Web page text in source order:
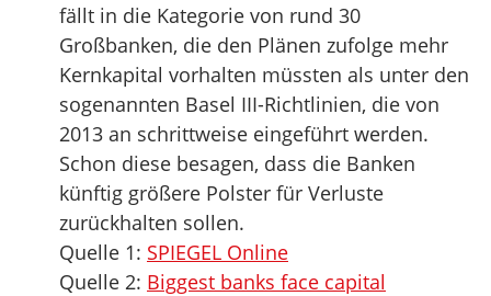
fällt in die Kategorie von rund 30
Großbanken, die den Plänen zufolge mehr
Kernkapital vorhalten müssten als unter den
sogenannten Basel III-Richtlinien, die von
2013 an schrittweise eingeführt werden.
Schon diese besagen, dass die Banken
künftig größere Polster für Verluste
zurückhalten sollen.
Quelle 1: SPIEGEL Online
Quelle 2: Biggest banks face capital